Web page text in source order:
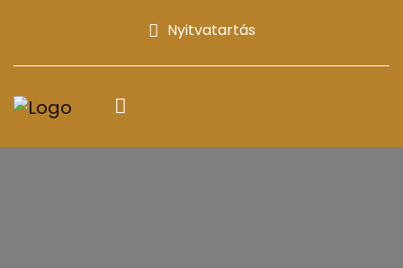
Nyitvatartás